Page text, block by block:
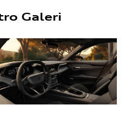
Galeri